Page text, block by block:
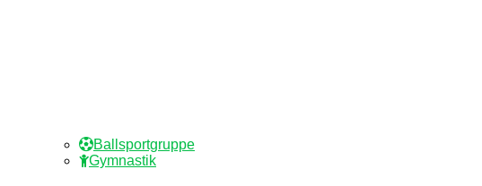
Ballsportgruppe
Gymnastik